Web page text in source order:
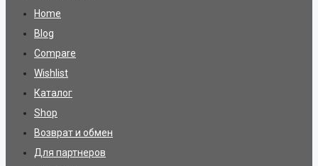
Home
Blog
Compare
Wishlist
Каталог
Shop
Возврат и обмен
Для партнеров